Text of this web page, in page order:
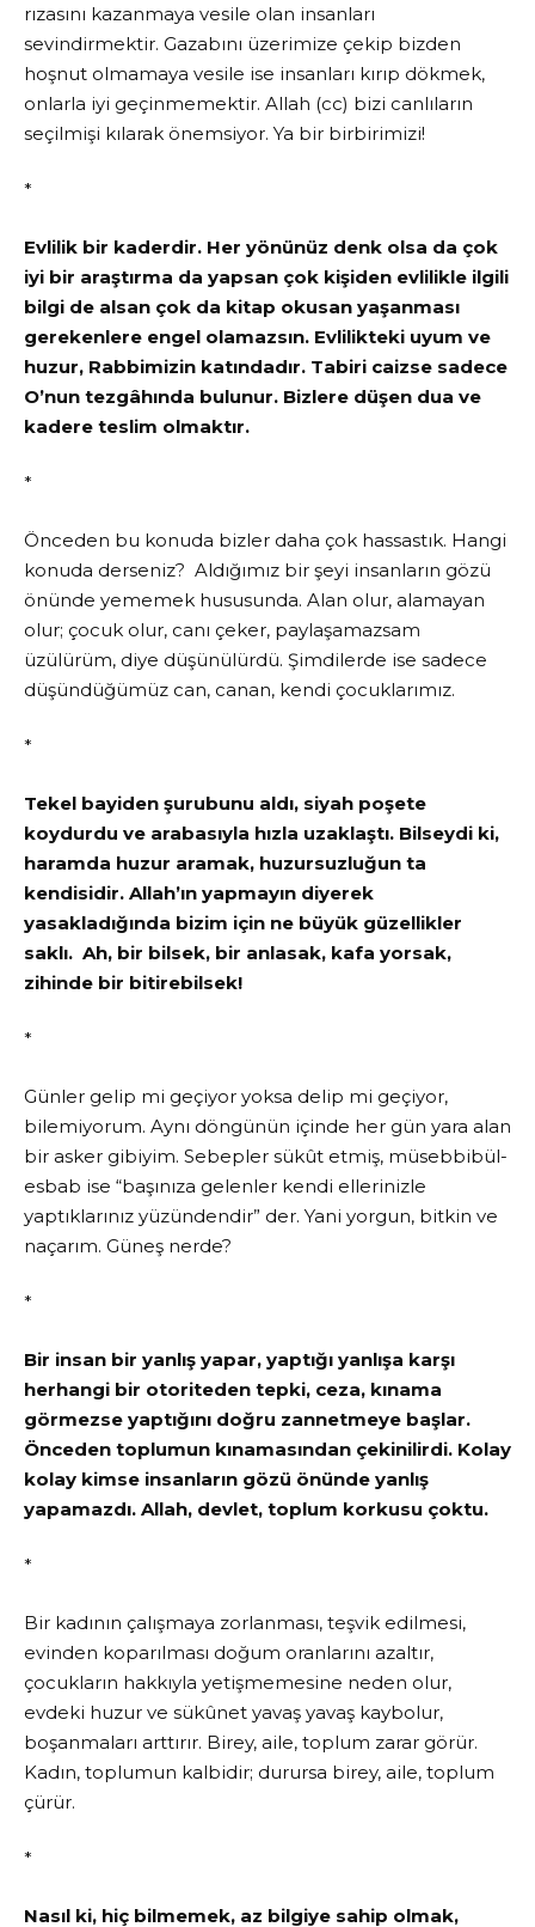
rızasını kazanmaya vesile olan insanları
sevindirmektir. Gazabını üzerimize çekip bizden
hoşnut olmamaya vesile ise insanları kırıp dökmek,
onlarla iyi geçinmemektir. Allah (cc) bizi canlıların
seçilmişi kılarak önemsiyor. Ya bir birbirimizi!
*
Evlilik bir kaderdir. Her yönünüz denk olsa da çok
iyi bir araştırma da yapsan çok kişiden evlilikle ilgili
bilgi de alsan çok da kitap okusan yaşanması
gerekenlere engel olamazsın. Evlilikteki uyum ve
huzur, Rabbimizin katındadır. Tabiri caizse sadece
O’nun tezgâhında bulunur. Bizlere düşen dua ve
kadere teslim olmaktır.
*
Önceden bu konuda bizler daha çok hassastık. Hangi
konuda derseniz? Aldığımız bir şeyi insanların gözü
önünde yememek hususunda. Alan olur, alamayan
olur; çocuk olur, canı çeker, paylaşamazsam
üzülürüm, diye düşünülürdü. Şimdilerde ise sadece
düşündüğümüz can, canan, kendi çocuklarımız.
*
Tekel bayiden şurubunu aldı, siyah poşete
koydurdu ve arabasıyla hızla uzaklaştı. Bilseydi ki,
haramda huzur aramak, huzursuzluğun ta
kendisidir. Allah’ın yapmayın diyerek
yasakladığında bizim için ne büyük güzellikler
saklı. Ah, bir bilsek, bir anlasak, kafa yorsak,
zihinde bir bitirebilsek!
*
Günler gelip mi geçiyor yoksa delip mi geçiyor,
bilemiyorum. Aynı döngünün içinde her gün yara alan
bir asker gibiyim. Sebepler sükût etmiş, müsebbibül-
esbab ise “başınıza gelenler kendi ellerinizle
yaptıklarınız yüzündendir” der. Yani yorgun, bitkin ve
naçarım. Güneş nerde?
*
Bir insan bir yanlış yapar, yaptığı yanlışa karşı
herhangi bir otoriteden tepki, ceza, kınama
görmezse yaptığını doğru zannetmeye başlar.
Önceden toplumun kınamasından çekinilirdi. Kolay
kolay kimse insanların gözü önünde yanlış
yapamazdı. Allah, devlet, toplum korkusu çoktu.
*
Bir kadının çalışmaya zorlanması, teşvik edilmesi,
evinden koparılması doğum oranlarını azaltır,
çocukların hakkıyla yetişmemesine neden olur,
evdeki huzur ve sükûnet yavaş yavaş kaybolur,
boşanmaları arttırır. Birey, aile, toplum zarar görür.
Kadın, toplumun kalbidir; durursa birey, aile, toplum
çürür.
*
Nasıl ki, hiç bilmemek, az bilgiye sahip olmak,